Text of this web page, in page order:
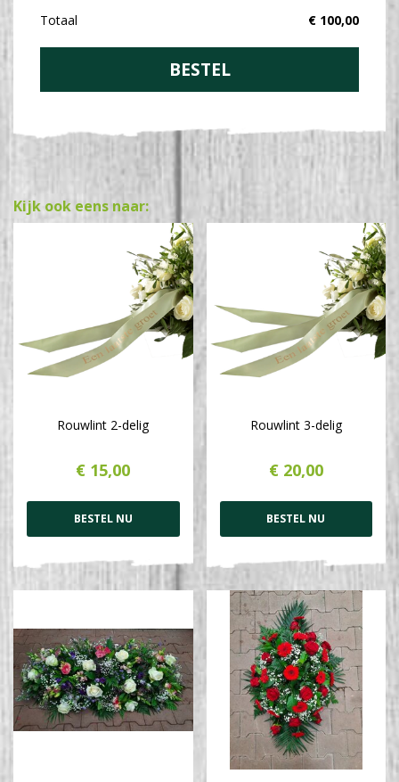
Totaal € 100,00
Kijk ook eens naar:
Rouwlint 2-delig
€ 15,00
BESTEL NU
Rouwlint 3-delig
€ 20,00
BESTEL NU